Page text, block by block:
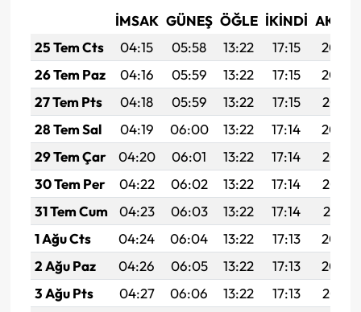
İMSAK GÜNEŞ ÖĞLE İKINDI
25 Tem Cts
04:15 05:58 13:22 17:15
20:36
26 Tem Paz
04:16 05:59 13:22 17:15
20:36
27 Tem Pts
04:18 05:59 13:22 17:15
20:35
28 Tem Sal
04:19 06:00 13:22 17:14
20:34
29 Tem Çar
04:20 06:01 13:22 17:14
20:33
30 Tem Per
04:22 06:02 13:22 17:14
20:32
31 Tem Cum
04:23 06:03 13:22 17:14
20:31
1 Ağu Cts
04:24 06:04 13:22 17:13
20:30
2 Ağu Paz
04:26 06:05 13:22 17:13
20:29
3 Ağu Pts
04:27 06:06 13:22 17:13
20:28